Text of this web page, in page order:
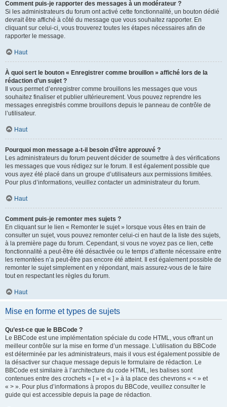
Comment puis-je rapporter des messages à un modérateur ?
Si les administrateurs du forum ont activé cette fonctionnalité, un bouton dédié
devrait être affiché à côté du message que vous souhaitez rapporter. En
cliquant sur celui-ci, vous trouverez toutes les étapes nécessaires afin de
rapporter le message.
Haut
À quoi sert le bouton « Enregistrer comme brouillon » affiché lors de la
rédaction d’un sujet ?
Il vous permet d’enregistrer comme brouillons les messages que vous
souhaitez finaliser et publier ultérieurement. Vous pouvez reprendre les
messages enregistrés comme brouillons depuis le panneau de contrôle de
l’utilisateur.
Haut
Pourquoi mon message a-t-il besoin d’être approuvé ?
Les administrateurs du forum peuvent décider de soumettre à des vérifications
les messages que vous rédigez sur le forum. Il est également possible que
vous ayez été placé dans un groupe d’utilisateurs aux permissions limitées.
Pour plus d’informations, veuillez contacter un administrateur du forum.
Haut
Comment puis-je remonter mes sujets ?
En cliquant sur le lien « Remonter le sujet » lorsque vous êtes en train de
consulter un sujet, vous pouvez remonter celui-ci en haut de la liste des sujets,
à la première page du forum. Cependant, si vous ne voyez pas ce lien, cette
fonctionnalité a peut-être été désactivée ou le temps d’attente nécessaire entre
les remontées n’a peut-être pas encore été atteint. Il est également possible de
remonter le sujet simplement en y répondant, mais assurez-vous de le faire
tout en respectant les règles du forum.
Haut
Mise en forme et types de sujets
Qu’est-ce que le BBCode ?
Le BBCode est une implémentation spéciale du code HTML, vous offrant un
meilleur contrôle sur la mise en forme d’un message. L’utilisation du BBCode
est déterminée par les administrateurs, mais il vous est également possible de
la désactiver sur chaque message depuis le formulaire de rédaction. Le
BBCode est similaire à l’architecture du code HTML, les balises sont
contenues entre des crochets « [ » et « ] » à la place des chevrons « < » et
« > ». Pour plus d’informations à propos du BBCode, veuillez consulter le
guide qui est accessible depuis la page de rédaction.